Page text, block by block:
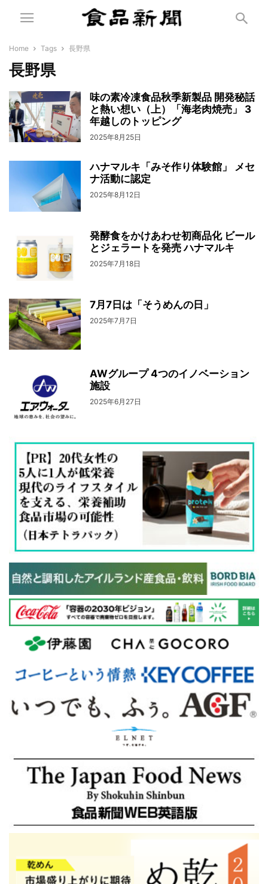
Home Tags 長野県
長野県
味の素冷凍食品秋季新製品 開発秘話
と熱い想い（上）「海老肉焼売」 3
年越しのトッピング
2025年8月25日
ハナマルキ「みそ作り体験館」 メセ
ナ活動に認定
2025年8月12日
発酵食をかけあわせ初商品化 ビール
とジェラートを発売 ハナマルキ
2025年7月18日
7月7日は「そうめんの日」
2025年7月7日
AWグループ 4つのイノベーション
施設
2025年6月27日